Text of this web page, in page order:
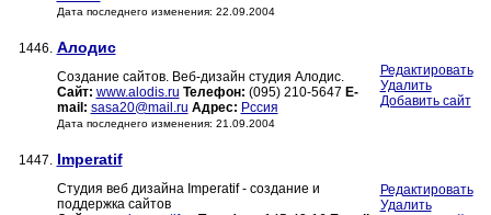
Дата последнего изменения: 22.09.2004
1446. Алодис
Создание сайтов. Веб-дизайн студия Алодис.
Сайт: www.alodis.ru Телефон: (095) 210-5647 E-
mail: sasa20@mail.ru Адрес: Рссия
Дата последнего изменения: 21.09.2004
Редактировать
Удалить
Добавить сайт
1447. Imperatif
Студия веб дизайна Imperatif - создание и
поддержка сайтов
Редактировать
Удалить